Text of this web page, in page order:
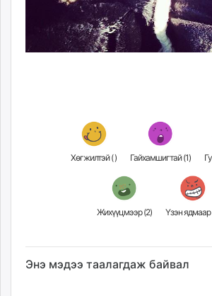
Хөгжилтэй () Гайхамшигтай (1)
Жихүүцмээр (2)
Энэ мэдээ таалагдаж байвал